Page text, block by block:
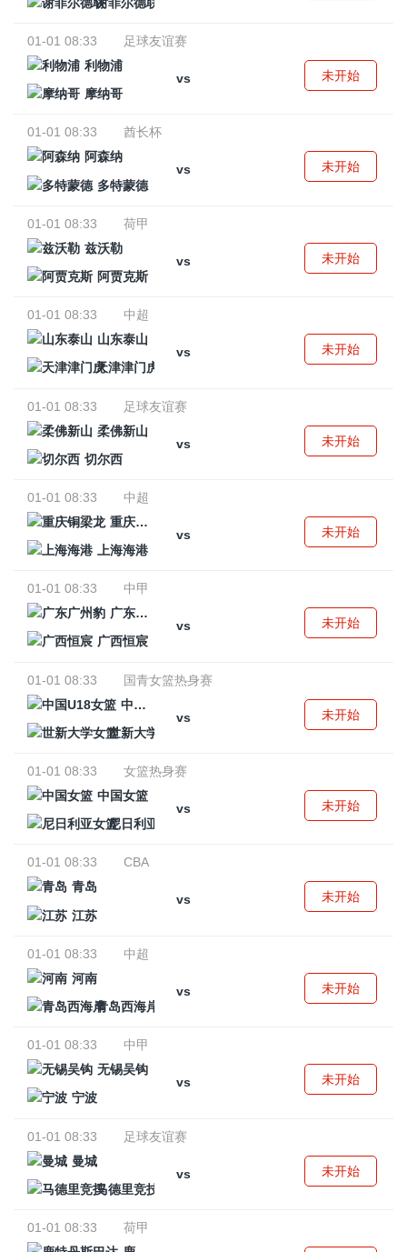
01-01 08:33
足球友谊赛
利物浦
vs
摩纳哥
未开始
01-01 08:33
酋长杯
阿森纳
vs
多特蒙德
未开始
01-01 08:33
荷甲
兹沃勒
vs
阿贾克斯
未开始
01-01 08:33
中超
山东泰山
vs
天津津门虎
未开始
01-01 08:33
足球友谊赛
柔佛新山
vs
切尔西
未开始
01-01 08:33
中超
重庆铜梁龙
vs
上海海港
未开始
01-01 08:33
中甲
广东广州豹
vs
广西恒宸
未开始
01-01 08:33
国青女篮热身赛
中国U18女篮
vs
世新大学女篮
未开始
01-01 08:33
女篮热身赛
中国女篮
vs
尼日利亚女篮
未开始
01-01 08:33
CBA
青岛
vs
江苏
未开始
01-01 08:33
中超
河南
vs
青岛西海岸
未开始
01-01 08:33
中甲
无锡吴钩
vs
宁波
未开始
01-01 08:33
足球友谊赛
曼城
vs
马德里竞技
未开始
01-01 08:33
荷甲